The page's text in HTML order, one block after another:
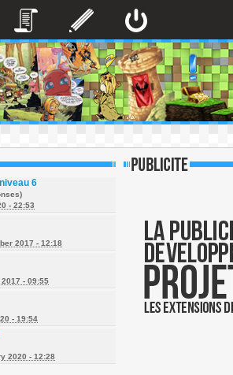
6
- 22:53
2017 - 12:18
- 09:55
- 19:54
2020 - 12:28